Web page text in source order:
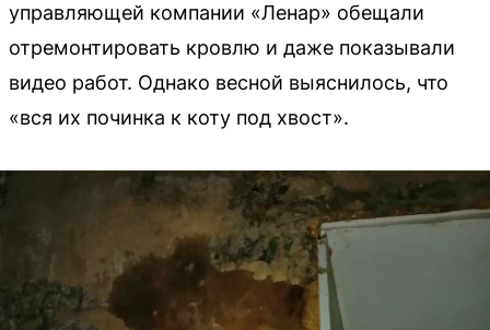
управляющей компании «Ленар» обещали
отремонтировать кровлю и даже показывали
видео работ. Однако весной выяснилось, что
«вся их починка к коту под хвост».